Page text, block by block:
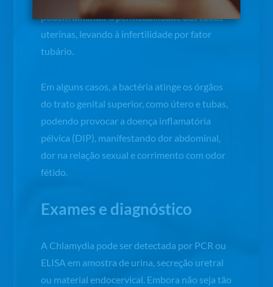
podem diminuir a permeabilidade das tubas
uterinas, levando à infertilidade por fator
tubário.
Em alguns casos, a bactéria atinge os órgãos
do trato genital superior, como útero e tubas,
podendo provocar a doença inflamatória
pélvica (DIP), manifestando dor abdominal,
dor na relação sexual e corrimento com odor
fétido.
Exames e diagnóstico
A Chlamydia pode ser detectada por PCR ou
ELISA em amostra de urina, secreção uretral
ou material endocervical. Embora não seja tão